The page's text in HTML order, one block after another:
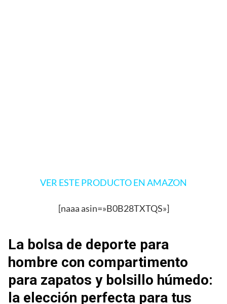
VER ESTE PRODUCTO EN AMAZON
[naaa asin=»B0B28TXTQS»]
La bolsa de deporte para
hombre con compartimento
para zapatos y bolsillo húmedo:
la elección perfecta para tus